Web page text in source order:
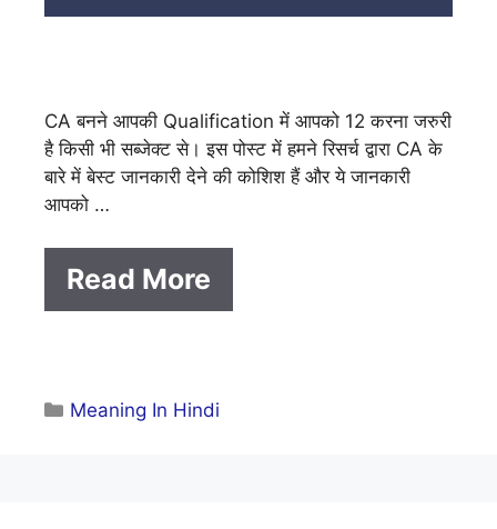
CA बनने आपकी Qualification में आपको 12 करना जरुरी
है किसी भी सब्जेक्ट से। इस पोस्ट में हमने रिसर्च द्वारा CA के
बारे में बेस्ट जानकारी देने की कोशिश हैं और ये जानकारी
आपको …
Read More
Categories
Meaning In Hindi